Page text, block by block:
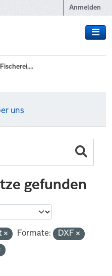
Anmelden
uns
gefunden
Formate:
DXF